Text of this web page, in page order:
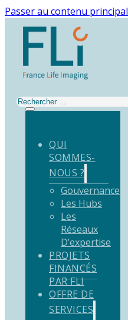
Passer au contenu principal
Rechercher
QUI
SOMMES-
NOUS ?
Gouvernance
Les Hubs
Les
Réseaux
D’expertise
PROJETS
FINANCÉS
PAR FLI
OFFRE DE
SERVICES